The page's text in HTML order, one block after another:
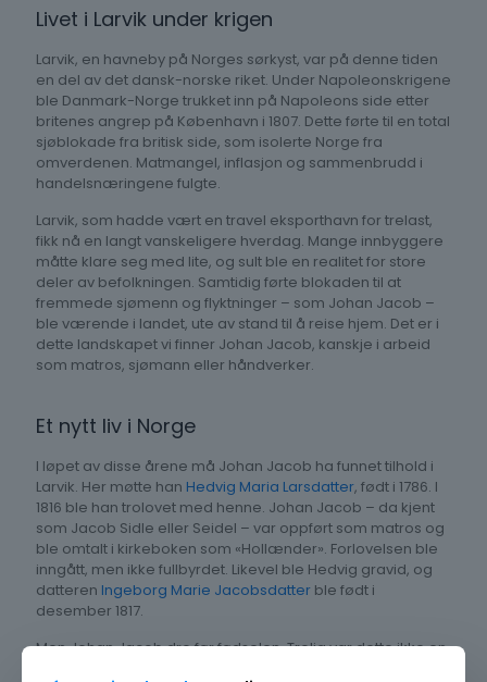
Livet i Larvik under krigen
Larvik, en havneby på Norges sørkyst, var på denne tiden
en del av det dansk-norske riket. Under Napoleonskrigene
ble Danmark-Norge trukket inn på Napoleons side etter
britenes angrep på København i 1807. Dette førte til en total
sjøblokade fra britisk side, som isolerte Norge fra
omverdenen. Matmangel, inflasjon og sammenbrudd i
handelsnæringene fulgte.
Larvik, som hadde vært en travel eksporthavn for trelast,
fikk nå en langt vanskeligere hverdag. Mange innbyggere
måtte klare seg med lite, og sult ble en realitet for store
deler av befolkningen. Samtidig førte blokaden til at
fremmede sjømenn og flyktninger – som Johan Jacob –
ble værende i landet, ute av stand til å reise hjem. Det er i
dette landskapet vi finner Johan Jacob, kanskje i arbeid
som matros, sjømann eller håndverker.
Et nytt liv i Norge
I løpet av disse årene må Johan Jacob ha funnet tilhold i
Larvik. Her møtte han Hedvig Maria Larsdatter, født i 1786. I
1816 ble han trolovet med henne. Johan Jacob – da kjent
som Jacob Sidle eller Seidel – var oppført som matros og
ble omtalt i kirkeboken som «Hollænder». Forlovelsen ble
inngått, men ikke fullbyrdet. Likevel ble Hedvig gravid, og
datteren Ingeborg Marie Jacobsdatter ble født i
desember 1817.
Men Johan Jacob dro før fødselen. Trolig var dette ikke en